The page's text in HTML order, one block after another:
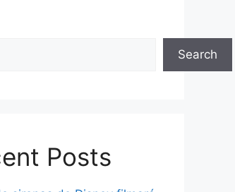
Search
Posts